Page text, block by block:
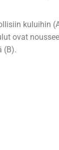
kuluihin
ovat
(B).